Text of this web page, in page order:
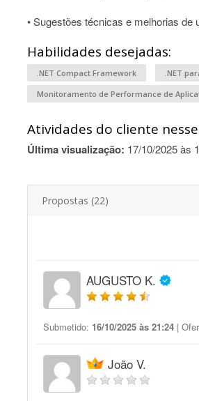
• Sugestões técnicas e melhorias de
Habilidades desejadas:
.NET Compact Framework .NET
Monitoramento de Performance de
Atividades do cliente
Última visualização: 17/10/2025 às
Propostas (22)
AUGUSTO K.
Submetido: 16/10/2025 às 21:24 |
João V.